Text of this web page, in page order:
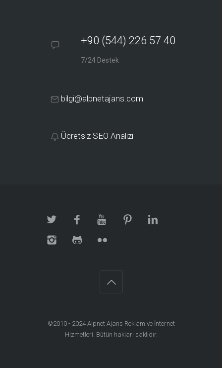
+90 (544) 226 57 40
7/24 Destek
bilgi@alpnetajans.com
Ücretsiz SEO Analizi
©2010 - 2024Alpnet Ajans Reklam ve İnternet
Hizmetleri . Bütün hakları saklıdır.